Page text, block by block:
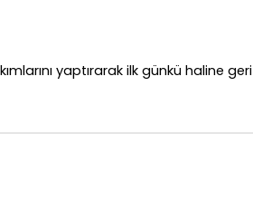
yaptırarak ilk günkü haline geri